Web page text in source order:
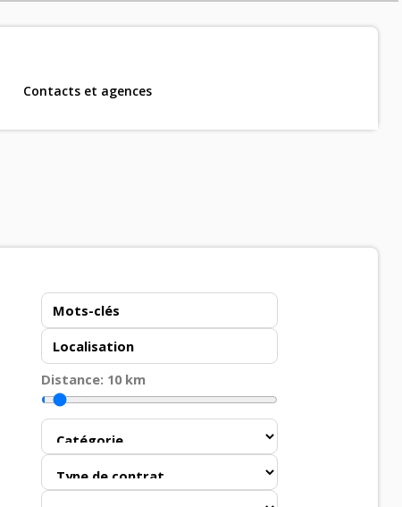
Contacts et agences
Distance: 10km